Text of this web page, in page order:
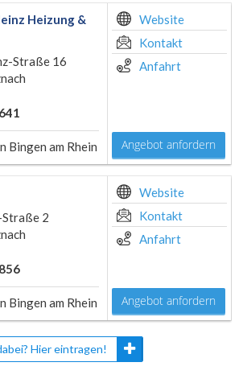
Heizung &
Straße 16
Bingen am Rhein
Website
Kontakt
Anfahrt
Angebot anfordern
2
Bingen am Rhein
Website
Kontakt
Anfahrt
Angebot anfordern
Hier eintragen!